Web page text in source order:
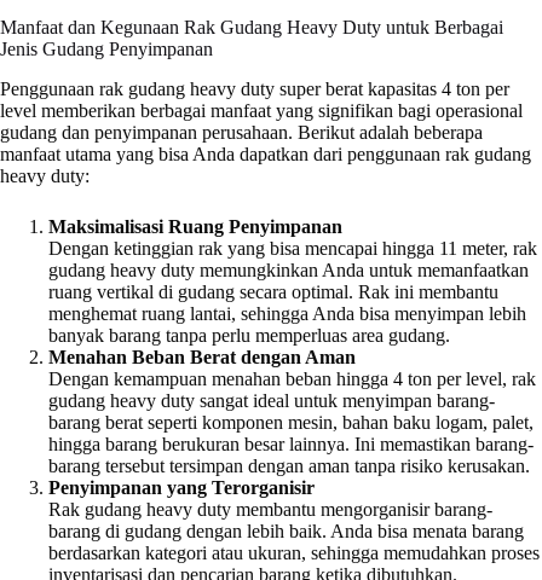
Manfaat dan Kegunaan Rak Gudang Heavy Duty untuk Berbagai
Jenis Gudang Penyimpanan
Penggunaan rak gudang heavy duty super berat kapasitas 4 ton per
level memberikan berbagai manfaat yang signifikan bagi operasional
gudang dan penyimpanan perusahaan. Berikut adalah beberapa
manfaat utama yang bisa Anda dapatkan dari penggunaan rak gudang
heavy duty:
Maksimalisasi Ruang Penyimpanan
Dengan ketinggian rak yang bisa mencapai hingga 11 meter, rak
gudang heavy duty memungkinkan Anda untuk memanfaatkan
ruang vertikal di gudang secara optimal. Rak ini membantu
menghemat ruang lantai, sehingga Anda bisa menyimpan lebih
banyak barang tanpa perlu memperluas area gudang.
Menahan Beban Berat dengan Aman
Dengan kemampuan menahan beban hingga 4 ton per level, rak
gudang heavy duty sangat ideal untuk menyimpan barang-
barang berat seperti komponen mesin, bahan baku logam, palet,
hingga barang berukuran besar lainnya. Ini memastikan barang-
barang tersebut tersimpan dengan aman tanpa risiko kerusakan.
Penyimpanan yang Terorganisir
Rak gudang heavy duty membantu mengorganisir barang-
barang di gudang dengan lebih baik. Anda bisa menata barang
berdasarkan kategori atau ukuran, sehingga memudahkan proses
inventarisasi dan pencarian barang ketika dibutuhkan.